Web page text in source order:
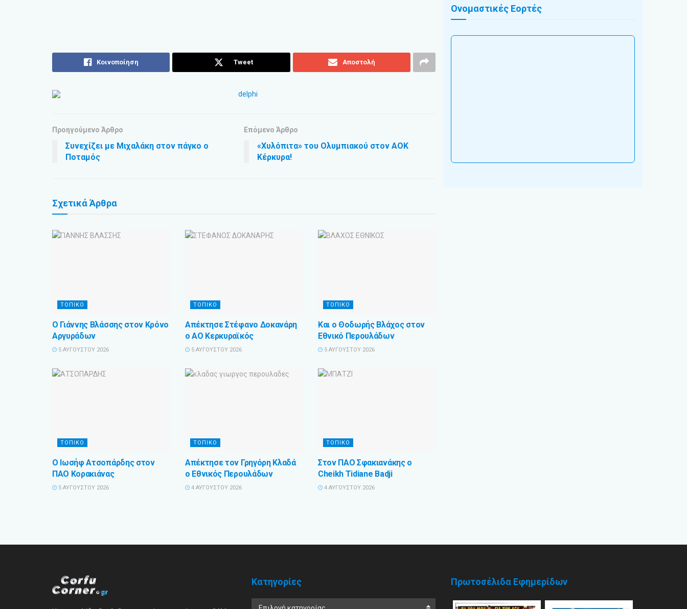
Κοινοποίηση Tweet Αποστολή
Προηγούμενο Άρθρο
Συνεχίζει με Μιχαλάκη στον πάγκο ο
Ποταμός
Επόμενο Άρθρο
«Χυλόπιτα» του Ολυμπιακού στον ΑΟΚ
Κέρκυρα!
ΣχετικάΆρθρα
ΤΟΠΙΚΟ
Ο Γιάννης Βλάσσης στον Κρόνο
Αργυράδων
5 ΑΥΓΟΎΣΤΟΥ 2026
ΤΟΠΙΚΟ
Απέκτησε Στέφανο Δοκανάρη
ο ΑΟ Κερκυραϊκός
5 ΑΥΓΟΎΣΤΟΥ 2026
ΤΟΠΙΚΟ
Και ο Θοδωρής Βλάχος στον
Εθνικό Περουλάδων
5 ΑΥΓΟΎΣΤΟΥ 2026
ΤΟΠΙΚΟ
Ο Ιωσήφ Ατσοπάρδης στον
ΠΑΟ Κορακιάνας
5 ΑΥΓΟΎΣΤΟΥ 2026
ΤΟΠΙΚΟ
Απέκτησε τον Γρηγόρη Κλαδά
ο Εθνικός Περουλάδων
4 ΑΥΓΟΎΣΤΟΥ 2026
ΤΟΠΙΚΟ
Στον ΠΑΟ Σφακιανάκης ο
Cheikh Tidiane Badji
4 ΑΥΓΟΎΣΤΟΥ 2026
Ονομαστικές Εορτές
Κατηγορίες Πρωτοσέλιδα Εφημερίδων